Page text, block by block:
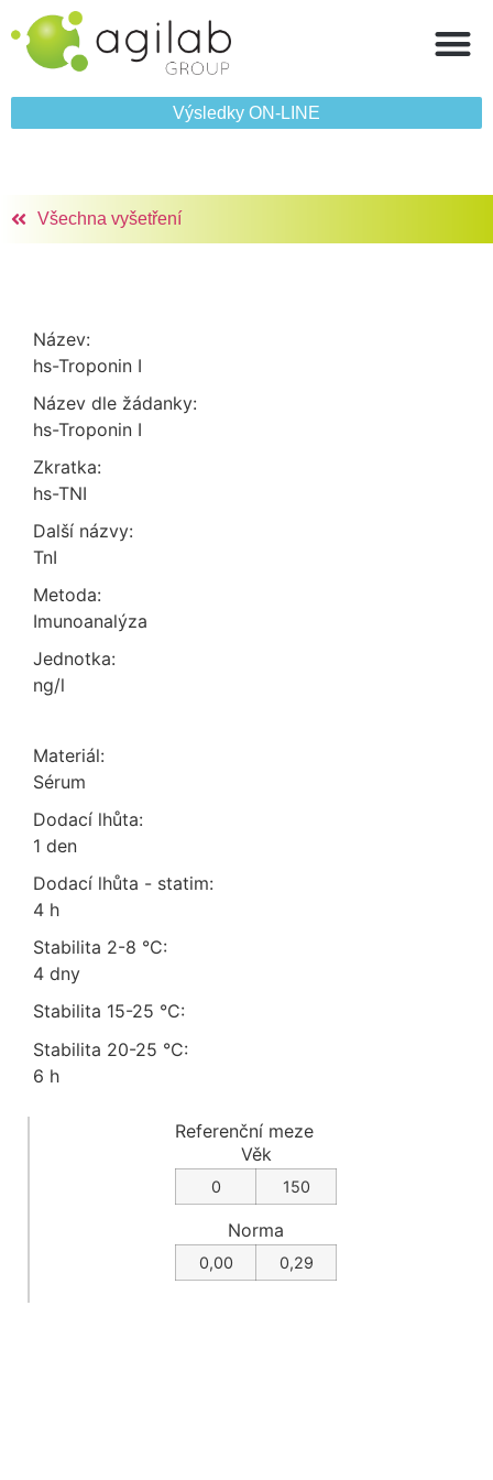
Výsledky ON‑LINE
Všechna vyšetření
Název:
hs-Troponin I
Název dle žádanky:
hs-Troponin I
Zkratka:
hs-TNI
Další názvy:
TnI
Metoda:
imunoanalýza
Jednotka:
ng/l
Materiál:
sérum
Dodací lhůta:
1 den
Dodací lhůta - statim:
4 h
Stabilita 2-8 °C:
4 dny
Stabilita 15-25 °C:
Stabilita 20-25 °C:
6 h
Referenční meze
Věk
0 150
Norma
0,00 0,29